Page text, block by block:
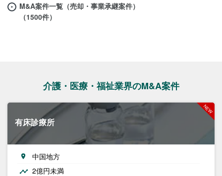
M&A案件一覧（売却・事業承継案件）
（1500件）
介護・医療・福祉業界のM&A案件
有床診療所
中国地方
2億円未満